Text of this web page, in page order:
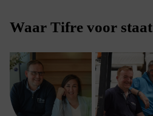
Waar Tifre voor staat